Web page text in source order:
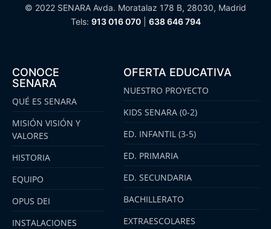
© 2022 SENARA Avda. Moratalaz 178 B, 28030, Madrid
Tels: 913 016 070| 638 646 794
CONOCE
SENARA
QUÉ ES SENARA
MISIÓN VISIÓN Y
VALORES
HISTORIA
EQUIPO
OPUS DEI
INSTALACIONES
OFERTA EDUCATIVA
NUESTRO PROYECTO
KIDS SENARA (0-2)
ED. INFANTIL (3-5)
ED. PRIMARIA
ED. SECUNDARIA
BACHILLERATO
EXTRAESCOLARES